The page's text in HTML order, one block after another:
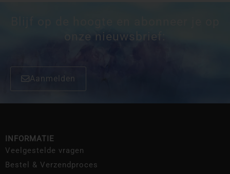
onze nieuwsbrief:
Aanmelden
INFORMATIE
Veelgestelde vragen
Bestel & Verzendproces